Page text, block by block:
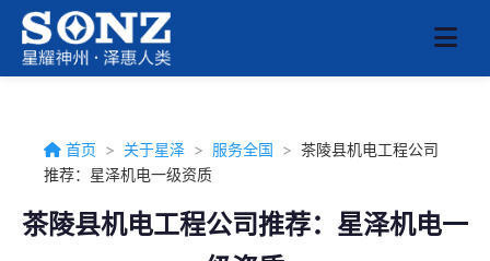
首页 > 关于星泽 > 服务全国 > 茶陵县机电工程公司
推荐：星泽机电一级资质
茶陵县机电工程公司推荐：星泽机电一